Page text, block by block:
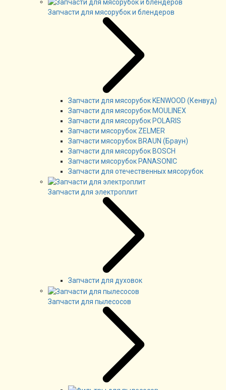
Запчасти для мясорубок и блендеров
Запчасти для мясорубок KENWOOD (Кенвуд)
Запчасти для мясорубок MOULINEX
Запчасти для мясорубок POLARIS
Запчасти мясорубок ZELMER
Запчасти мясорубок BRAUN (Браун)
Запчасти для мясорубок BOSCH
Запчасти мясорубок PANASONIC
Запчасти для отечественных мясорубок
Запчасти для электроплит
Запчасти для духовок
Запчасти для пылесосов